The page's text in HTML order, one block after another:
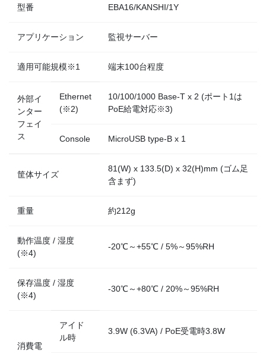
型番 EBA16/KANSHI/1Y
アプリケーション 監視サーバー
適用可能規模※1 端末100台程度
外部イ
ンター
フェイ
ス
Ethernet
(※2)
10/100/1000 Base-T x 2 (ポート1は
PoE給電対応※3)
Console MicroUSB type-B x 1
筐体サイズ
81(W) x 133.5(D) x 32(H)mm (ゴム足
含まず)
重量 約212g
動作温度 / 湿度
(※4)
-20℃～+55℃ / 5%～95%RH
保存温度 / 湿度
(※4)
-30℃～+80℃ / 20%～95%RH
消費電
アイド
ル時
3.9W (6.3VA) / PoE受電時3.8W